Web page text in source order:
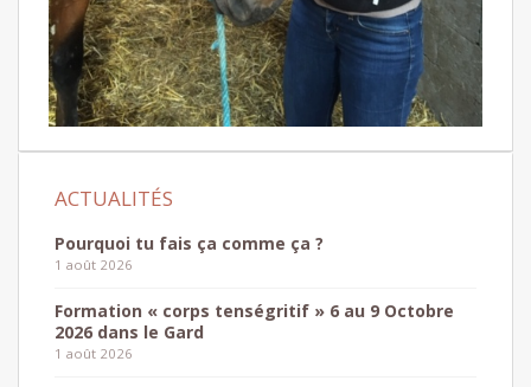
Pourquoi tu fais ça comme ça ?
1 août 2026
Formation « corps tenségritif » 6 au 9 Octobre
2026 dans le Gard
1 août 2026